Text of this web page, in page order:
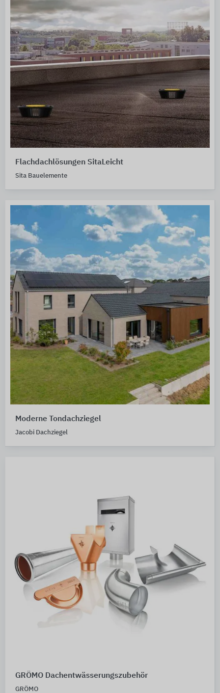
Flachdachlösungen SitaLeicht
Sita Bauelemente
Moderne Tondachziegel
Jacobi Dachziegel
GRÖMO Dachentwässerungszubehör
GRÖMO